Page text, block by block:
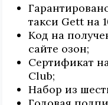
такси Gett на
Код на
сайте озон;
Сертификат
Club;
Набор из